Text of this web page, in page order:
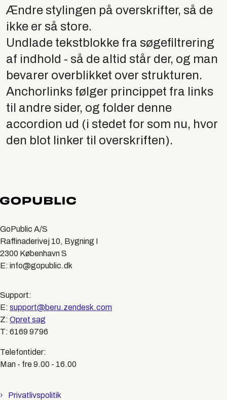
Ændre stylingen på overskrifter, så de
ikke er så store.
Undlade tekstblokke fra søgefiltrering
af indhold - så de altid står der, og man
bevarer overblikket over strukturen.
Anchorlinks følger princippet fra links
til andre sider, og folder denne
accordion ud (i stedet for som nu, hvor
den blot linker til overskriften).
GoPublic A/S
Raffinaderivej 10, Bygning I
2300 København S
E: info@gopublic.dk
Support:
E:support@beru.zendesk.com
Z:Opret sag
T: 6169 9796
Telefontider:
Man - fre 9.00 - 16.00
Privatlivspolitik